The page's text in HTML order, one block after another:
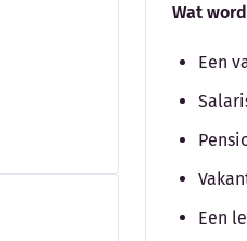
Wat
Een
Een